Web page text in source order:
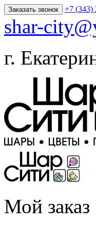
Заказать звонок +7 (343)
shar-
г.
Мой заказ